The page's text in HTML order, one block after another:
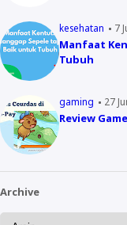
kesehatan 7
Manfaat
Tubuh
gaming 27
Review
Archive